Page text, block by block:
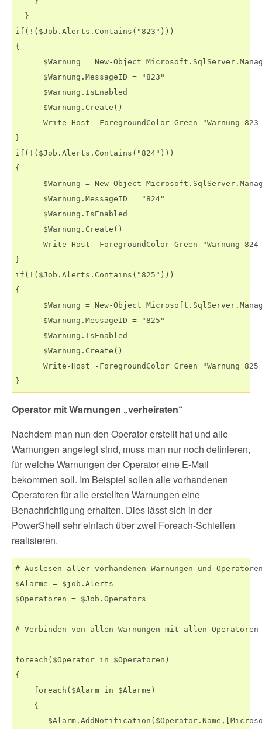
  }
if(!($Job.Alerts.Contains("823")))
{
$Warnung = New-Object
      $Warnung.MessageID = "823"
      $Warnung.IsEnabled
      $Warnung.Create()
Write-Host -ForegroundColor Green "Warnung 823
}
if(!($Job.Alerts.Contains("824")))
{
$Warnung = New-Object
      $Warnung.MessageID = "824"
      $Warnung.IsEnabled
      $Warnung.Create()
Write-Host -ForegroundColor Green "Warnung 824
}
if(!($Job.Alerts.Contains("825")))
{
$Warnung = New-Object
      $Warnung.MessageID = "825"
      $Warnung.IsEnabled
      $Warnung.Create()
Write-Host -ForegroundColor Green "Warnung 825
Operator mit Warnungen „verheiraten“
Nachdem man nun den Operator erstellt hat und alle
Warnungen angelegt sind, muss man nur noch definieren,
für welche Warnungen der Operator eine E-Mail
bekommen soll. Im Beispiel sollen alle vorhandenen
Operatoren für alle erstellten Warnungen eine
Benachrichtigung erhalten. Dies lässt sich in der
PowerShell sehr einfach über zwei Foreach-Schleifen
realisieren.
# Auslesen aller vorhandenen Warnungen und
$Alarme = $job.Alerts
$Operatoren = $Job.Operators
# Verbinden von allen Warnungen mit allen Operatoren
foreach($Operator in $Operatoren)
{
    foreach($Alarm in $Alarme)
    {